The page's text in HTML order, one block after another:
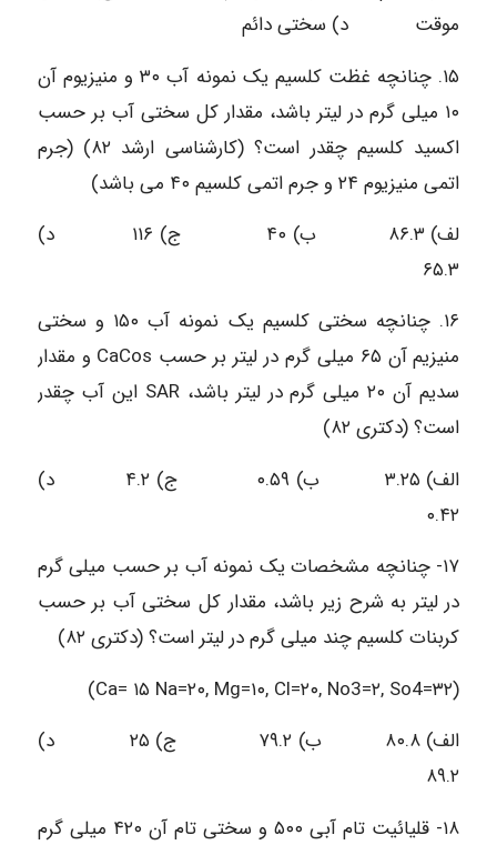
موقت د) سختی دائم
۱۵. چنانچه غظت کلسیم یک نمونه آب ۳۰ و منیزیوم آن
۱۰ میلی گرم در لیتر باشد، مقدار کل سختی آب بر حسب
اکسید کلسیم چقدر است؟ (کارشناسی ارشد ۸۲) (جرم
اتمی منیزیوم ۲۴ و جرم اتمی کلسیم ۴۰ می باشد)
لف) ۸۶.۳ ب) ۴۰ ج) ۱۱۶ د)
۶۵.۳
۱۶. چنانچه سختی کلسیم یک نمونه آب ۱۵۰ و سختی
منیزیم آن ۶۵ میلی گرم در لیتر بر حسب CaCos و مقدار
سدیم آن ۲۰ میلی گرم در لیتر باشد، SAR این آب چقدر
است؟ (دکتری ۸۲)
الف) ۳.۲۵ ب) ۰.۵۹ ج) ۴.۲ د)
۰.۴۲
۱۷- چنانچه مشخصات یک نمونه آب بر حسب میلی گرم
در لیتر به شرح زیر باشد، مقدار کل سختی آب بر حسب
کربنات کلسیم چند میلی گرم در لیتر است؟ (دکتری ۸۲)
(Ca= ۱۵ Na=۲۰, Mg=۱۰, Cl=۲۰, No3=۲, So4=۳۲)
الف) ۸۰.۸ ب) ۷۹.۲ ج) ۲۵ د)
۸۹.۲
۱۸- قلیائیت تام آبی ۵۰۰ و سختی تام آن ۴۲۰ میلی گرم